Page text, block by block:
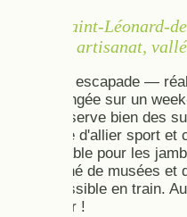
De Saint-Léonard-
entre artisanat,
Cette escapade —
prolongée sur un
— réserve bien des
idéale d'allier sport
agréable pour les
jalonné de musées
accessible en train.
défiler !